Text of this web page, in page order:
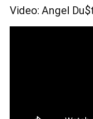
Video: Angel